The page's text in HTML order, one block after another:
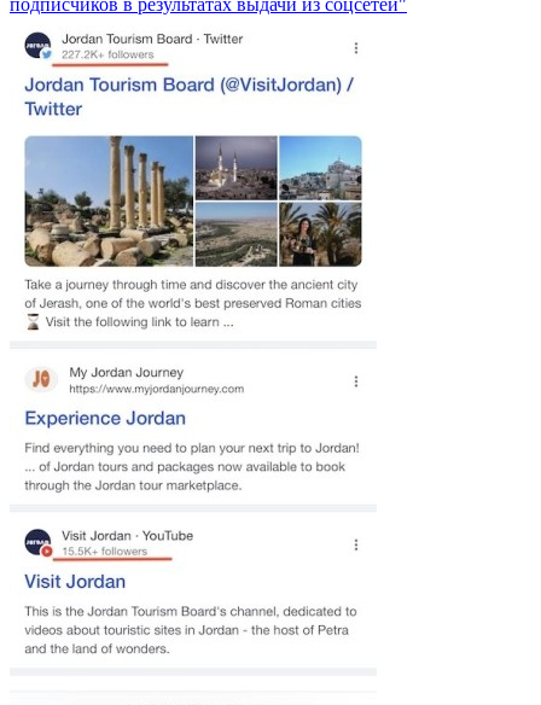
подписчиков в результатах выдачи из соцсетей"